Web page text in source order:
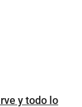
y todo lo